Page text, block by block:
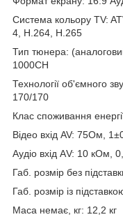
Система кольору TV:
4, H.264, H.265
Тип тюнера:
1000CH
Технології об'ємного
170/170
Клас споживання
Відео вхід AV: 75Ом,
Аудіо вхід АV: 10 кОм,
Габ. розмір без
Габ. розмір із
Маса немає, кг: 12,2 кг